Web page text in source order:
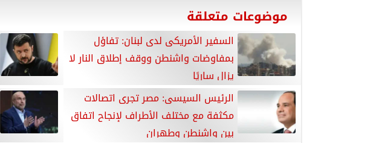
موضوعات متعلقة
السفير الأمريكى لدى لبنان: تفاؤل
بمفاوضات واشنطن ووقف إطلاق النار لا
يزال ساريًا
الرئيس السيسى: مصر تجرى اتصالات
مكثفة مع مختلف الأطراف لإنجاح اتفاق
بين واشنطن وطهران